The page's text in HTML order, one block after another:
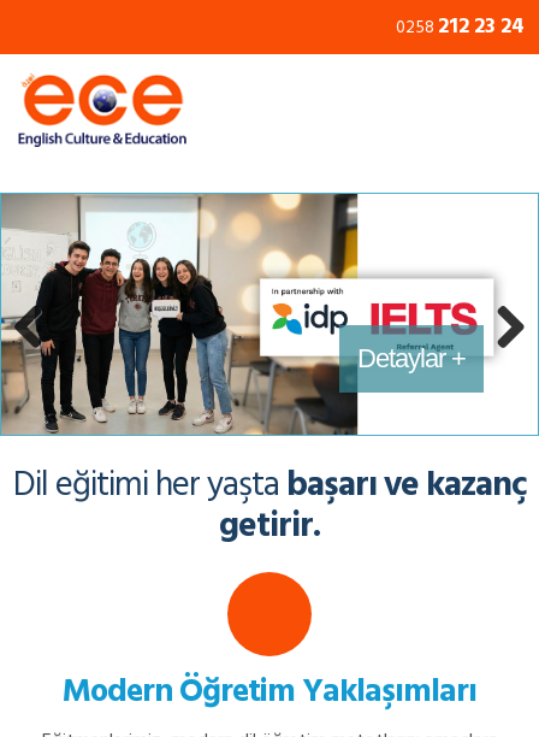
0258 212 23 24
Detaylar +
İngilizce Kursları +
Erken Yaşlarda İngilizce +
Eğitimler +
Previous Next
Dil eğitimi her yaştabaşarı ve kazanç
getirir.
Modern Öğretim Yaklaşımları